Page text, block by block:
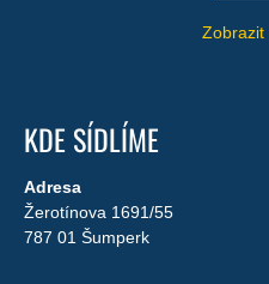
Zobrazit
KDE SÍDLÍME
Adresa
Žerotínova 1691/55
787 01 Šumperk